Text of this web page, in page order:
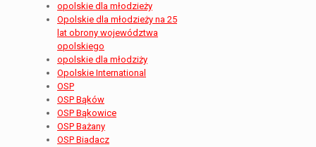
opolskie dla młodzieży
Opolskie dla młodzieży na 25
lat obrony województwa
opolskiego
opolskie dla młodziży
Opolskie International
OSP
OSP Bąków
OSP Bąkowice
OSP Bażany
OSP Biadacz